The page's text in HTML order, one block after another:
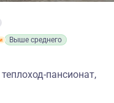
Выше среднего
пансионат,